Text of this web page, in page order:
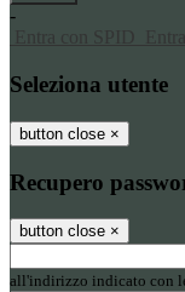
-
Entra con SPID
Seleziona utente
button close ×
Recupero
button close ×
all'indirizzo indicato con